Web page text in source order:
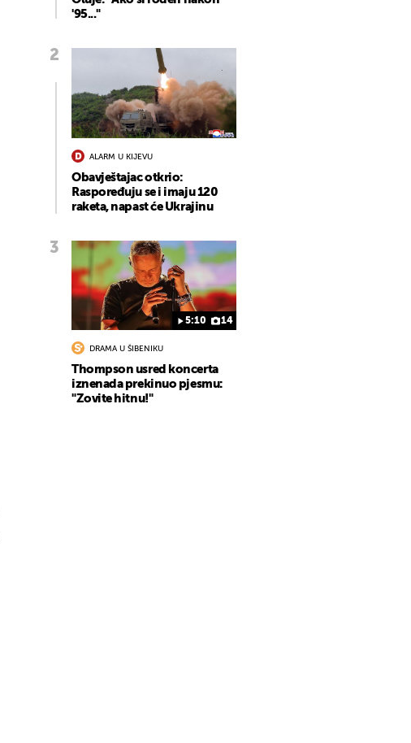
'95..."
ALARM U KIJEVU
Obavještajac otkrio:
Raspoređuju se i imaju 120
raketa, napast će Ukrajinu
5:10 14
DRAMA U ŠIBENIKU
Thompson usred koncerta
iznenada prekinuo pjesmu:
"Zovite hitnu!"